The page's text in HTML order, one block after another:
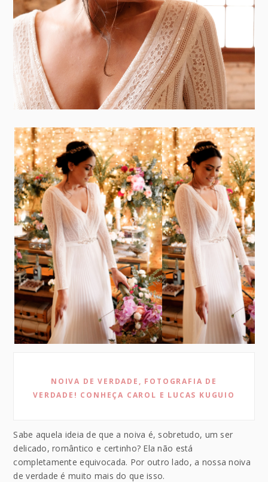
NOIVA DE VERDADE, FOTOGRAFIA DE
VERDADE! CONHEÇA CAROL E LUCAS KUGUIO
Sabe aquela ideia de que a noiva é, sobretudo, um ser
delicado, romântico e certinho? Ela não está
completamente equivocada. Por outro lado, a nossa noiva
de verdade é muito mais do que isso.